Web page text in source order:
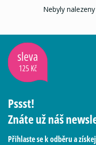
Nebyly
sleva
125 Kč
Pssst!
Znáte už náš
Přihlaste se k odběru a